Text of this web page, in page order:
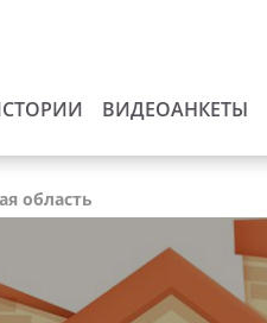
ВИДЕОАНКЕТЫ
область